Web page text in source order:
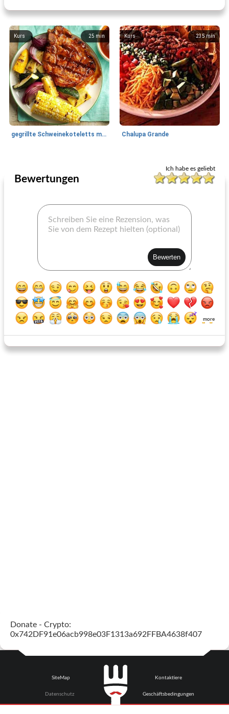
25 min
Kurs
gegrillte Schweinekoteletts mit Smokinsauce
235min
Kurs
Chalupa Grande
herzhafte Schweinelende
Ich habe es geliebt
Bewertungen
more
Donate - Crypto:
0x742DF91e06acb998e03F1313a692FFBA4638f407
SiteMap
Datenschutz
Kontaktiere
Geschäftsbedingungen